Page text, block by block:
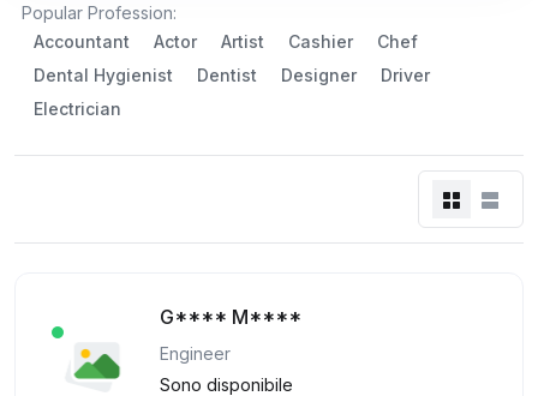
Popular Profession:
Accountant
Actor Artist Cashier
Chef
Dental Hygienist
Dentist Designer
Driver
Electrician
G**** M****
Engineer
Sono disponibile